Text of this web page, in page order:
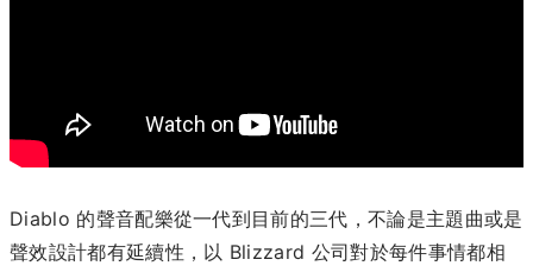
Diablo 的聲音配樂從一代到目前的三代，不論是主題曲或是
聲效設計都有延續性，以 Blizzard 公司對於每件事情都相